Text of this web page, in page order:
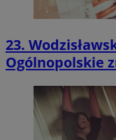
23.
Ogólnopolskie